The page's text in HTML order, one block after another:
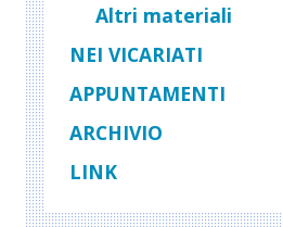
Altri materiali
NEI VICARIATI
APPUNTAMENTI
ARCHIVIO
LINK